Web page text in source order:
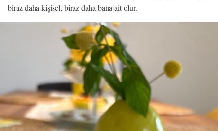
biraz daha kişisel, biraz daha bana ait olur.